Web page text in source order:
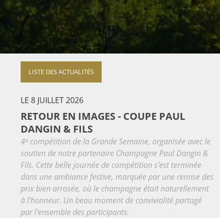
LISTE DES ACTUALITÉS
LE 8 JUILLET 2026
RETOUR EN IMAGES - COUPE PAUL
DANGIN & FILS
4ᵉ compétition de la Grande Semaine, organisée avec le
soutien de notre partenaire Champagne Paul Dangin &
Fils. Cette belle journée de compétition s'est terminée
dans une ambiance festive, marquée par une remise des
prix bien arrosée, où le champagne était naturellement
à l'honneur. Un beau moment de convivialité partagé
par l'ensemble des participants.